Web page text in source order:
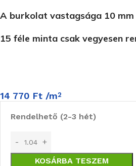
A burkolat vastagsága 10 mm
15 féle minta csak vegyesen
14 770 Ft /m2
Rendelhető (2-3 hét)
KOSÁRBA TESZEM